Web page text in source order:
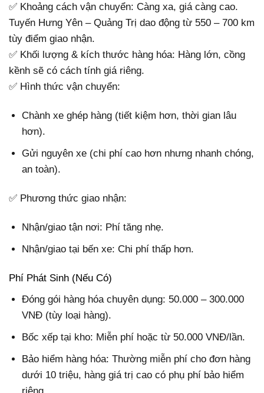
✅ Khoảng cách vận chuyển: Càng xa, giá càng cao.
Tuyến Hưng Yên – Quảng Trị dao động từ 550 – 700 km
tùy điểm giao nhận.
✅ Khối lượng & kích thước hàng hóa: Hàng lớn, cồng
kềnh sẽ có cách tính giá riêng.
✅ Hình thức vận chuyển:
Chành xe ghép hàng (tiết kiệm hơn, thời gian lâu
hơn).
Gửi nguyên xe (chi phí cao hơn nhưng nhanh chóng,
an toàn).
✅ Phương thức giao nhận:
Nhận/giao tận nơi: Phí tăng nhẹ.
Nhận/giao tại bến xe: Chi phí thấp hơn.
Phí Phát Sinh (Nếu Có)
Đóng gói hàng hóa chuyên dụng: 50.000 – 300.000
VNĐ (tùy loại hàng).
Bốc xếp tại kho: Miễn phí hoặc từ 50.000 VNĐ/lần.
Bảo hiểm hàng hóa: Thường miễn phí cho đơn hàng
dưới 10 triệu, hàng giá trị cao có phụ phí bảo hiểm